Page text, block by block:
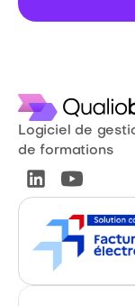
Logiciel de
de formations